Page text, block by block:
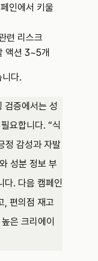
인에서 키울
련 리스크
액션 3~5개
다.
검증에서는 성
요합니다. “식
정 감성과 자발
성분 정보 부
다. 다음 캠페인
, 편의점 재고
은 크리에이